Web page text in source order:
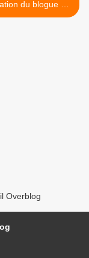
du blogue au
mois d"octobre 2019 >
Overblog